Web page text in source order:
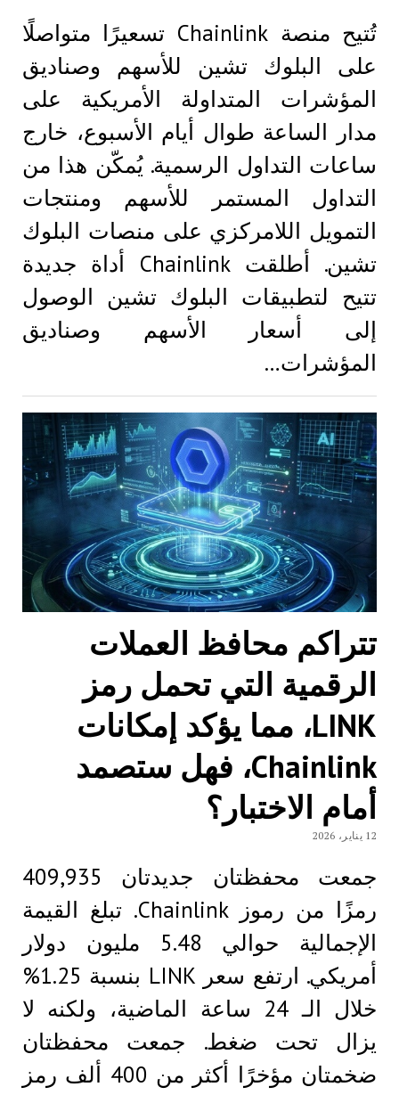
تُتيح منصة Chainlink تسعيرًا متواصلًا
على البلوك تشين للأسهم وصناديق
المؤشرات المتداولة الأمريكية على
مدار الساعة طوال أيام الأسبوع، خارج
ساعات التداول الرسمية. يُمكّن هذا من
التداول المستمر للأسهم ومنتجات
التمويل اللامركزي على منصات البلوك
تشين. أطلقت Chainlink أداة جديدة
تتيح لتطبيقات البلوك تشين الوصول
إلى أسعار الأسهم وصناديق
المؤشرات…
تتراكم محافظ العملات
الرقمية التي تحمل رمز
LINK، مما يؤكد إمكانات
Chainlink، فهل ستصمد
أمام الاختبار؟
12 يناير، 2026
جمعت محفظتان جديدتان 409,935
رمزًا من رموز Chainlink. تبلغ القيمة
الإجمالية حوالي 5.48 مليون دولار
أمريكي. ارتفع سعر LINK بنسبة 1.25%
خلال الـ 24 ساعة الماضية، ولكنه لا
يزال تحت ضغط. جمعت محفظتان
ضخمتان مؤخرًا أكثر من 400 ألف رمز